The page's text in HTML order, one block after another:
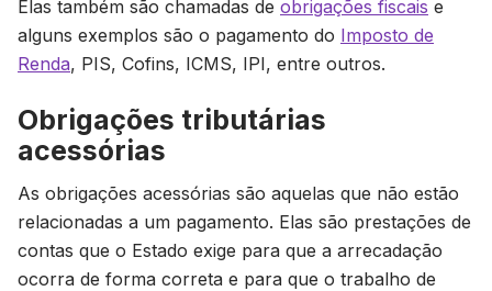
Elas também são chamadas de obrigações fiscais e
alguns exemplos são o pagamento do Imposto de
Renda, PIS, Cofins, ICMS, IPI, entre outros.
Obrigações tributárias
acessórias
As obrigações acessórias são aquelas que não estão
relacionadas a um pagamento. Elas são prestações de
contas que o Estado exige para que a arrecadação
ocorra de forma correta e para que o trabalho de